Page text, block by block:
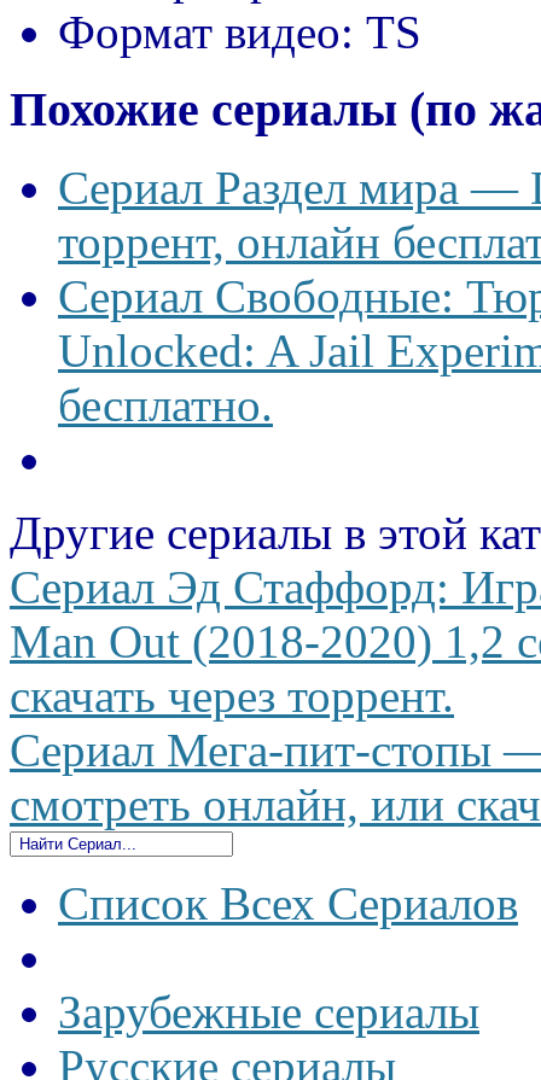
Формат видео: TS
Похожие сериалы (по
Сериал Раздел мира —
торрент, онлайн
Сериал Свободные:
Unlocked: A Jail
бесплатно.
Другие сериалы в этой
Сериал Эд Стаффорд:
Man Out (2018-2020) 1,2
скачать через торрент.
Сериал Мега-пит-стопы
смотреть онлайн, или
Список Всех Сериалов
Зарубежные сериалы
Русские сериалы